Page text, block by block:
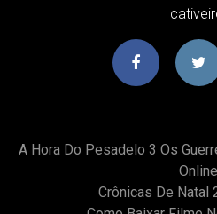
A Hora Do Pesadelo 3 Os
Online
Crônicas De Natal